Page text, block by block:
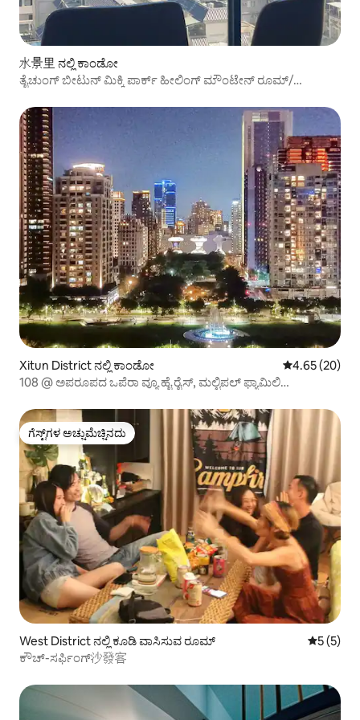
水景里 ನಲ್ಲಿ ಕಾಂಡೋ
ತೈಚುಂಗ್ ಬೀಟುನ್ ಮಿಕ್ಕಿ ಪಾರ್ಕ್ ಹೀಲಿಂಗ್ ಮೌಂಟೇನ್ ರೂಮ್/
Xitun District ನಲ್ಲಿ ಕಾಂಡೋ 5 ರಲ್ಲಿ 4.65
4.65 (20)
108 @ ಅಪರೂಪದ ಒಪೆರಾ ವ್ಯೂ ಹೈ ರೈಸ್, ಮಲ್ಟಿಪಲ್ ಫ್ಯಾಮಿಲಿ
ರೂಮ್ +2.5 ಬಾತ್‌ರೂಮ್ [ಮಾಸಿಕ ಬಾಡಿಗೆ]
ಗೆಸ್ಟ್‌ಗಳ ಅಚ್ಚುಮೆಚ್ಚಿನದು
ಗೆಸ್ಟ್‌ಗಳ ಅಚ್ಚುಮೆಚ್ಚಿನದು
West District ನಲ್ಲಿ ಕೂಡಿ ವಾಸಿಸುವ ರೂಮ್ 5 ರಲ್ಲಿ 5
5 (5)
ಕೌಚ್-ಸರ್ಫಿಂಗ್沙發客